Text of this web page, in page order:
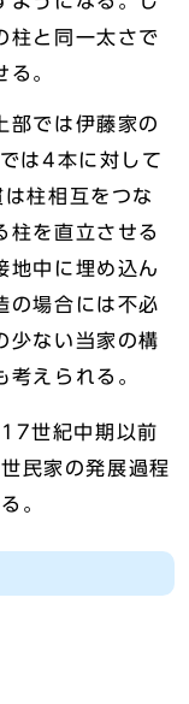
柱と同一太さで
。
部では伊藤家の
は4本に対して
柱相互をつな
柱を直立させる
地中に埋め込ん
の場合には不必
少ない当家の構
えられる。
世紀中期以前
民家の発展過程
。